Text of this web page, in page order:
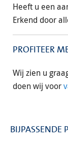
Heeft u een
Erkend door
PROFITEER
Wij zien u
doen wij voor
BIJPASSENDE